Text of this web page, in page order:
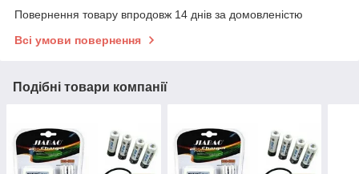
Повернення товару впродовж 14 днів за домовленістю
Всі умови повернення
Подібні товари компанії